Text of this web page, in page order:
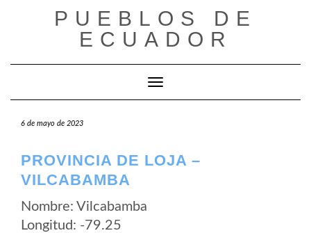
PUEBLOS DE
ECUADOR
Cambiar modo de navegación
6 de mayo de 2023
PROVINCIA DE LOJA –
VILCABAMBA
Nombre: Vilcabamba
Longitud: -79.25